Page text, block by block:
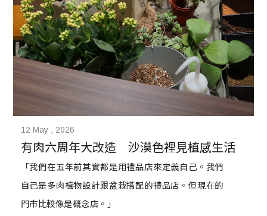
12 May , 2026
有肉六周年大改造　沙漠色裡見植感生活
「我們在五年前其實都是用禮品店來定義自己。我們
自己是多肉植物設計跟盆栽搭配的禮品店。但現在的
門市比較像是概念店。」